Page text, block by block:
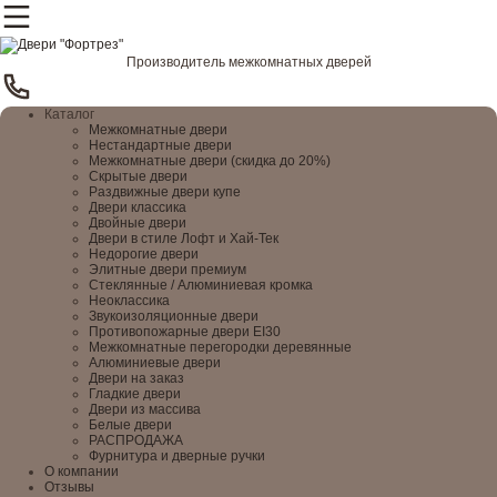
Производитель межкомнатных дверей
Каталог
Межкомнатные двери
Нестандартные двери
Межкомнатные двери (скидка до 20%)
Скрытые двери
Раздвижные двери купе
Двери классика
Двойные двери
Двери в стиле Лофт и Хай-Тек
Недорогие двери
Элитные двери премиум
Стеклянные / Алюминиевая кромка
Неоклассика
Звукоизоляционные двери
Противопожарные двери EI30
Межкомнатные перегородки деревянные
Алюминиевые двери
Двери на заказ
Гладкие двери
Двери из массива
Белые двери
РАСПРОДАЖА
Фурнитура и дверные ручки
О компании
Отзывы